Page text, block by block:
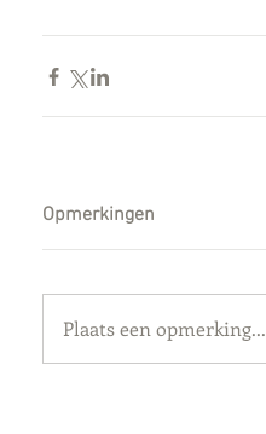
Opmerkingen
Plaats een opmerking...